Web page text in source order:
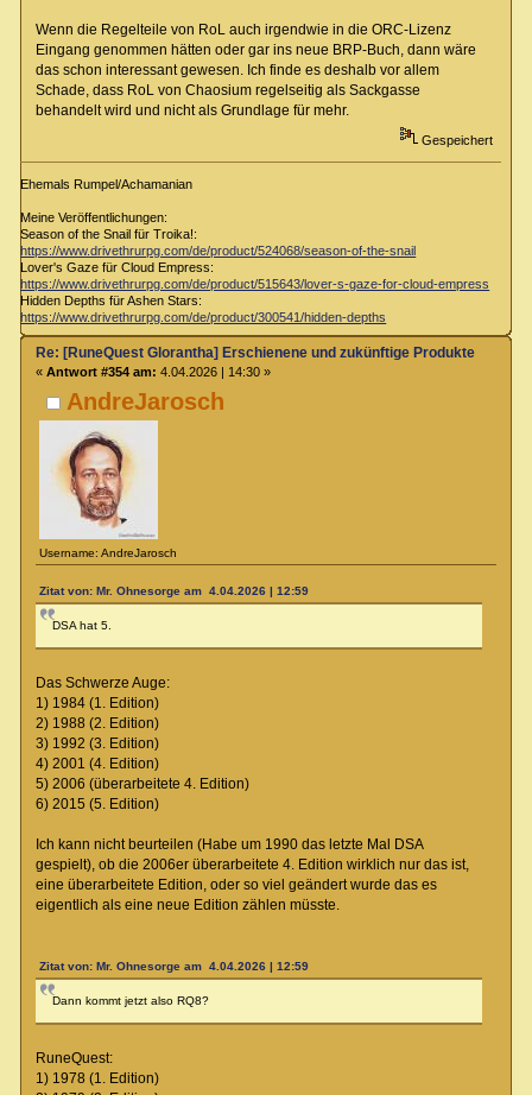
Wenn die Regelteile von RoL auch irgendwie in die ORC-Lizenz
Eingang genommen hätten oder gar ins neue BRP-Buch, dann wäre
das schon interessant gewesen. Ich finde es deshalb vor allem
Schade, dass RoL von Chaosium regelseitig als Sackgasse
behandelt wird und nicht als Grundlage für mehr.
Gespeichert
Ehemals Rumpel/Achamanian
Meine Veröffentlichungen:
Season of the Snail für Troika!:
https://www.drivethrurpg.com/de/product/524068/season-of-the-snail
Lover's Gaze für Cloud Empress:
https://www.drivethrurpg.com/de/product/515643/lover-s-gaze-for-cloud-empress
Hidden Depths für Ashen Stars:
https://www.drivethrurpg.com/de/product/300541/hidden-depths
AndreJarosch
Username: AndreJarosch
Re: [RuneQuest Glorantha] Erschienene und zukünftige Produkte
« Antwort #354 am: 4.04.2026 | 14:30 »
Zitat von: Mr. Ohnesorge am 4.04.2026 | 12:59
DSA hat 5.
Das Schwerze Auge:
1) 1984 (1. Edition)
2) 1988 (2. Edition)
3) 1992 (3. Edition)
4) 2001 (4. Edition)
5) 2006 (überarbeitete 4. Edition)
6) 2015 (5. Edition)
Ich kann nicht beurteilen (Habe um 1990 das letzte Mal DSA
gespielt), ob die 2006er überarbeitete 4. Edition wirklich nur das ist,
eine überarbeitete Edition, oder so viel geändert wurde das es
eigentlich als eine neue Edition zählen müsste.
Zitat von: Mr. Ohnesorge am 4.04.2026 | 12:59
Dann kommt jetzt also RQ8?
RuneQuest:
1) 1978 (1. Edition)